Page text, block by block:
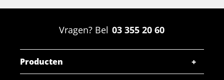
Vragen? Bel 03 355 20 60
Producten